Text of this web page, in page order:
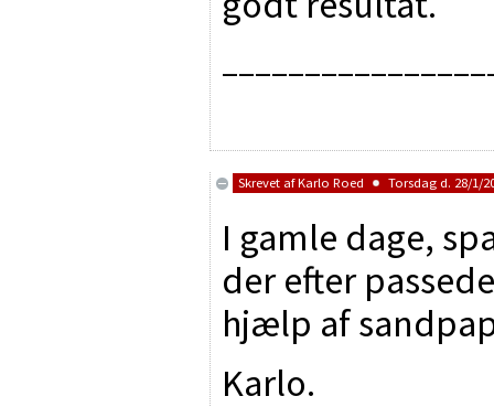
Skrevet afKarlo Roed Torsdag d. 28/1/
I gamle dage,
der efter
hjælp af
Karlo.